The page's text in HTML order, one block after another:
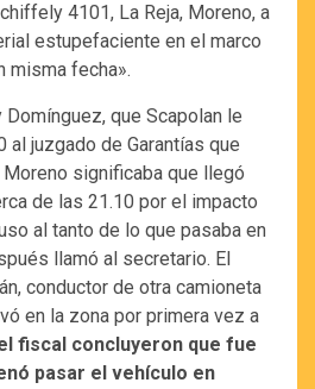
4101, La Reja, Moreno, a
estupefaciente en el marco
misma fecha».
que Scapolan le
al juzgado de Garantías que
Moreno significaba que llegó
de las 21.10 por el impacto
al tanto de lo que pasaba en
llamó al secretario. El
conductor de otra camioneta
en la zona por primera vez a
fiscal concluyeron que fue
pasar el vehículo en